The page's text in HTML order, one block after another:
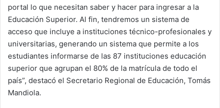
portal lo que necesitan saber y hacer para ingresar a la
Educación Superior. Al fin, tendremos un sistema de
acceso que incluye a instituciones técnico-profesionales y
universitarias, generando un sistema que permite a los
estudiantes informarse de las 87 instituciones educación
superior que agrupan el 80% de la matrícula de todo el
país”, destacó el Secretario Regional de Educación, Tomás
Mandiola.